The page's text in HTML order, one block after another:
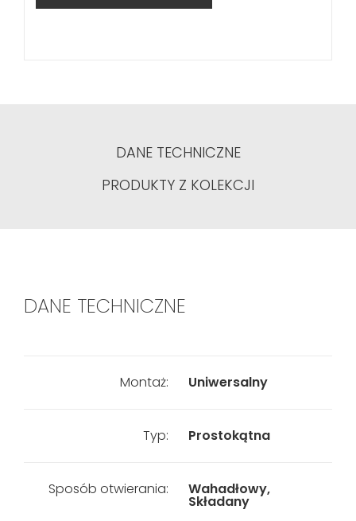
DANE TECHNICZNE
PRODUKTY Z KOLEKCJI
DANE TECHNICZNE
Montaż: Uniwersalny
Typ: Prostokątna
Sposób otwierania: Wahadłowy,
Składany